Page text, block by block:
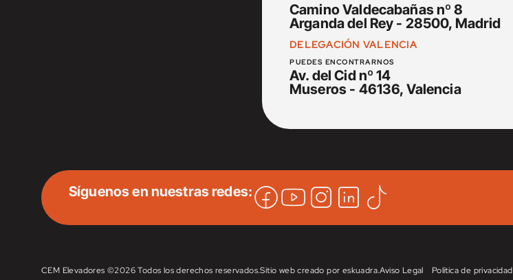
Camino Valdecabañas nº 8
Arganda del Rey - 28500, Madrid
DELEGACIÓN VALENCIA
PUEDES ENCONTRARNOS
Av. del Cid nº 14
Museros - 46136, Valencia
Síguenos en nuestras redes:
CEM Elevadores ©2026 Todos los derechos reservados.Sitio web creado por eskuadra.Aviso Legal Política de privacidad